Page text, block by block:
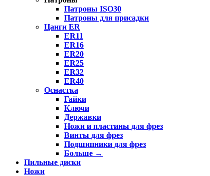
Патроны ISO30
Патроны для присадки
Цанги ER
ER11
ER16
ER20
ER25
ER32
ER40
Оснастка
Гайки
Ключи
Державки
Ножи и пластины для фрез
Винты для фрез
Подшипники для фрез
Больше →
Пильные диски
Ножи